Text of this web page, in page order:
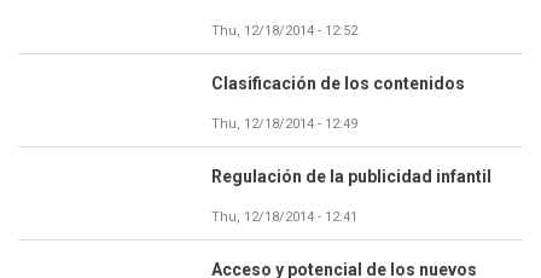
Thu, 12/18/2014 - 12:52
Clasificación de los contenidos
Thu, 12/18/2014 - 12:49
Regulación de la publicidad infantil
Thu, 12/18/2014 - 12:41
Acceso y potencial de los nuevos